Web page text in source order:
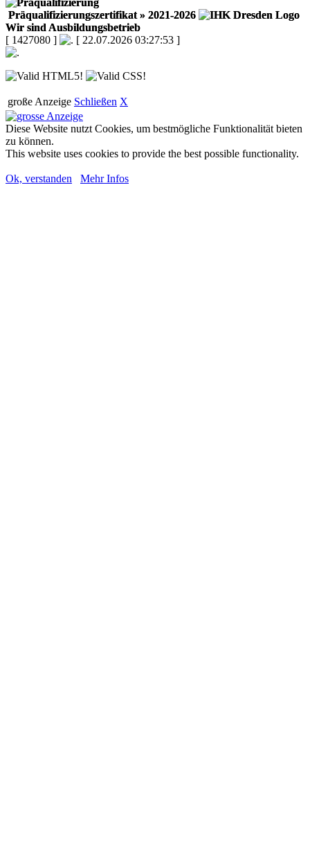
Präqualifizierungszertifikat » 2021-2026
Wir sind Ausbildungsbetrieb
[ 1427080 ]
[ 22.07.2026 03:27:53 ]
große Anzeige Schließen X
Diese Website nutzt Cookies, um bestmögliche Funktionalität bieten
zu können.
This website uses cookies to provide the best possible functionality.
Ok, verstanden Mehr Infos